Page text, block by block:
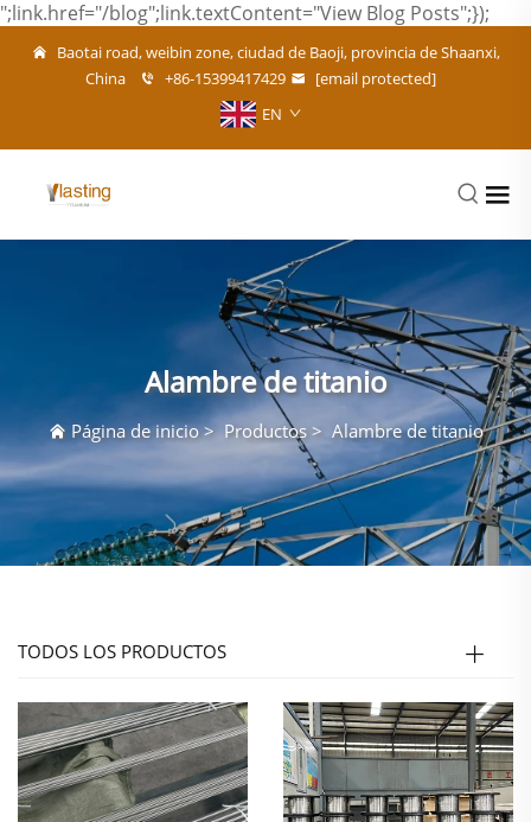
";link.href="/blog";link.textContent="View Blog Posts";});
Baotai road, weibin zone, ciudad de Baoji, provincia de Shaanxi,
China
+86-15399417429
[email protected]
EN
Alambre de titanio
Página de inicio>Productos> Alambre de titanio
TODOS LOS PRODUCTOS